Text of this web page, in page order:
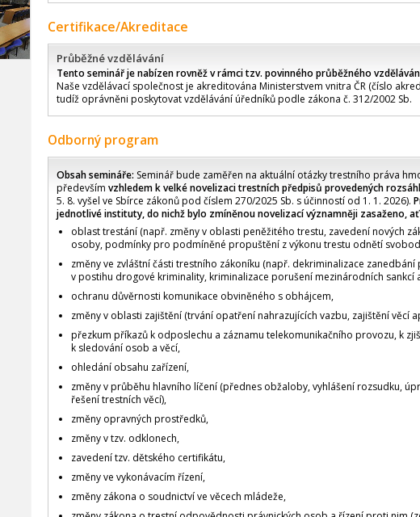
Certifikace/Akreditace
Průběžné vzdělávání
Tento seminář je nabízen rovněž v rámci tzv. povinného průběžného
Naše vzdělávací společnost je akreditována Ministerstvem vnitra ČR (číslo
tudíž oprávněni poskytovat vzdělávání úředníků podle zákona č. 312/2002 Sb.
Odborný program
Obsah semináře: Seminář bude zaměřen na aktuální otázky trestního práva
především vzhledem k velké novelizaci trestních předpisů provedených
5. 8. vyšel ve Sbírce zákonů pod číslem 270/2025 Sb. s účinností od 1. 1. 2026).
jednotlivé instituty, do nichž bylo zmíněnou novelizací významněji zasaženo,
oblast trestání (např. změny v oblasti peněžitého trestu, zavedení nových
osoby, podmínky pro podmíněné propuštění z výkonu trestu odnětí
změny ve zvláštní části trestního zákoníku (např. dekriminalizace zanedbání
v postihu drogové kriminality, kriminalizace porušení mezinárodních sankcí
ochranu důvěrnosti komunikace obviněného s obhájcem,
změny v oblasti zajištění (trvání opatření nahrazujících vazbu, zajištění věcí
přezkum příkazů k odposlechu a záznamu telekomunikačního provozu, k
k sledování osob a věcí,
ohledání obsahu zařízení,
změny v průběhu hlavního líčení (přednes obžaloby, vyhlášení rozsudku,
řešení trestních věcí),
změny opravných prostředků,
změny v tzv. odklonech,
zavedení tzv. dětského certifikátu,
změny ve vykonávacím řízení,
změny zákona o soudnictví ve věcech mládeže,